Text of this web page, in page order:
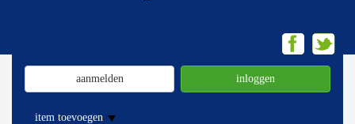
aanmelden inloggen
item toevoegen